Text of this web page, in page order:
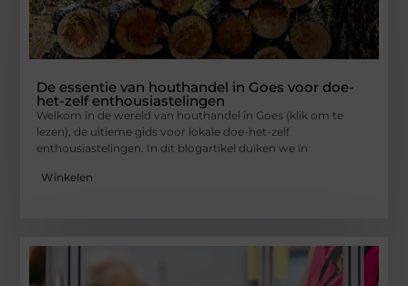
De essentie van houthandel in Goes voor doe-
het-zelf enthousiastelingen
Welkom in de wereld van houthandel in Goes (klik om te
lezen), de ultieme gids voor lokale doe-het-zelf
enthousiastelingen. In dit blogartikel duiken we in
Winkelen